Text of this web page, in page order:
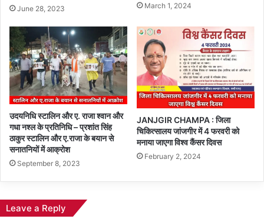
June 28, 2023 March 1, 2024
उदयनिधि स्टालिन और ए. राजा श्वान और
गधा नश्ल के प्रतिनिधि – प्रशांत सिंह
ठाकुर स्टालिन और ए.राजा के बयान से
सनातनियों में आक्रोश
September 8, 2023
JANJGIR CHAMPA : जिला
चिकित्सालय जांजगीर में 4 फरवरी को
मनाया जाएगा विश्व कैंसर दिवस
February 2, 2024
Leave a Reply